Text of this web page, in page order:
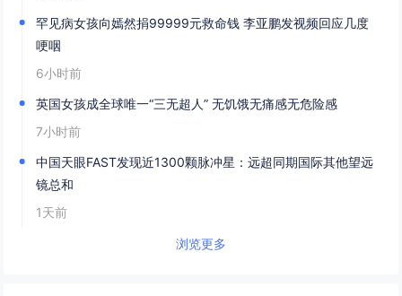
罕见病女孩向嫣然捐99999元救命钱 李亚鹏发视频回应几度
哽咽
6小时前
英国女孩成全球唯一“三无超人” 无饥饿无痛感无危险感
7小时前
中国天眼FAST发现近1300颗脉冲星：远超同期国际其他望远
镜总和
1天前
浏览更多